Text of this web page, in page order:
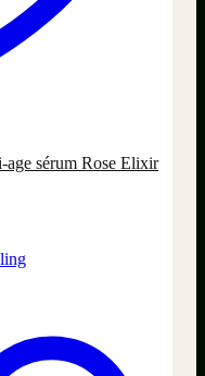
age sérum Rose Elixir